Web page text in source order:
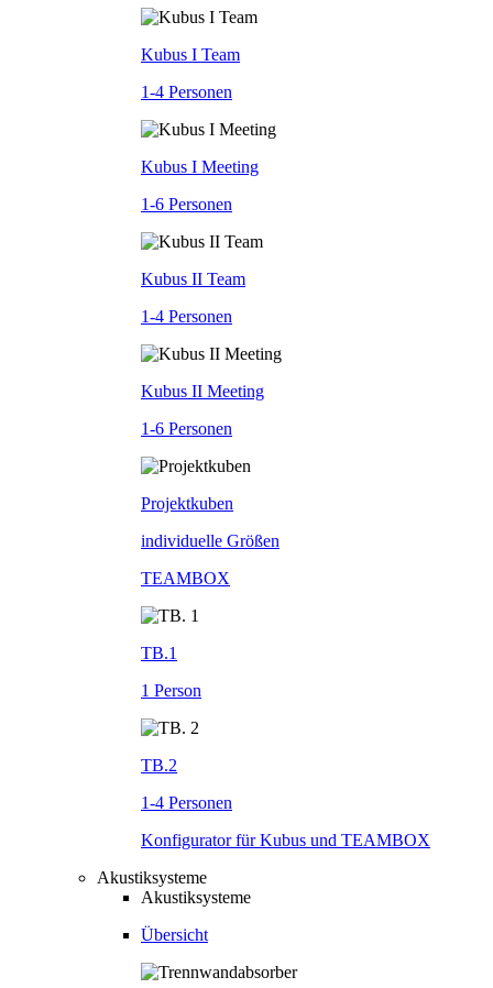
Kubus I Team
1-4 Personen
Kubus I Meeting
1-6 Personen
Kubus II Team
1-4 Personen
Kubus II Meeting
1-6 Personen
Projektkuben
individuelle Größen
TEAMBOX
TB.1
1 Person
TB.2
1-4 Personen
Konfigurator für Kubus und TEAMBOX
Akustiksysteme
Akustiksysteme
Übersicht